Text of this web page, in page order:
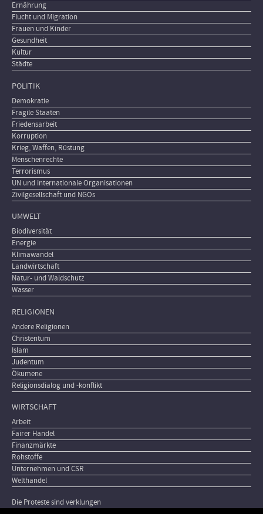
Ernährung
Flucht und Migration
Frauen und Kinder
Gesundheit
Kultur
Städte
POLITIK
Demokratie
Fragile Staaten
Friedensarbeit
Korruption
Krieg, Waffen, Rüstung
Menschenrechte
Terrorismus
UN und internationale Organisationen
Zivilgesellschaft und NGOs
UMWELT
Biodiversität
Energie
Klimawandel
Landwirtschaft
Natur- und Waldschutz
Wasser
RELIGIONEN
Andere Religionen
Christentum
Islam
Judentum
Ökumene
Religionsdialog und -konflikt
WIRTSCHAFT
Arbeit
Fairer Handel
Finanzmärkte
Rohstoffe
Unternehmen und CSR
Welthandel
Die Proteste sind verklungen